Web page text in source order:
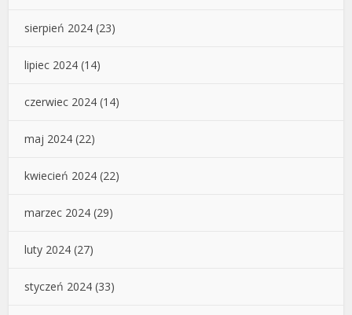
sierpień 2024 (23)
lipiec 2024 (14)
czerwiec 2024 (14)
maj 2024 (22)
kwiecień 2024 (22)
marzec 2024 (29)
luty 2024 (27)
styczeń 2024 (33)